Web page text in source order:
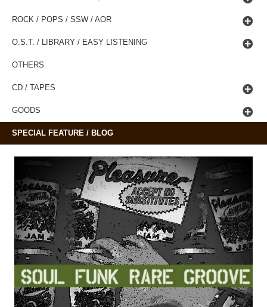
ROCK / POPS / SSW / AOR
O.S.T. / LIBRARY / EASY LISTENING
OTHERS
CD / TAPES
GOODS
SPECIAL FEATURE / BLOG